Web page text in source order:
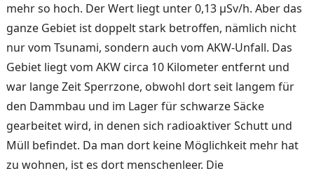
mehr so hoch. Der Wert liegt unter 0,13 μSv/h. Aber das
ganze Gebiet ist doppelt stark betrof­fen, nämlich nicht
nur vom Tsunami, sondern auch vom AKW-Unfall. Das
Gebiet liegt vom AKW circa 10 Kilometer entfernt und
war lange Zeit Sperrzone, obwohl dort seit langem für
den Dammbau und im Lager für schwarze Säcke
gearbeitet wird, in denen sich radioaktiver Schutt und
Müll befindet. Da man dort keine Möglichkeit mehr hat
zu wohnen, ist es dort menschen­leer. Die